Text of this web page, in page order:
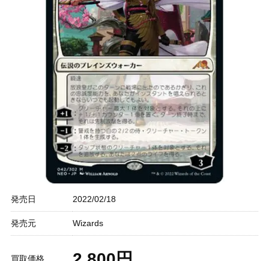
発売日 2022/02/18
発売元 Wizards
買取価格